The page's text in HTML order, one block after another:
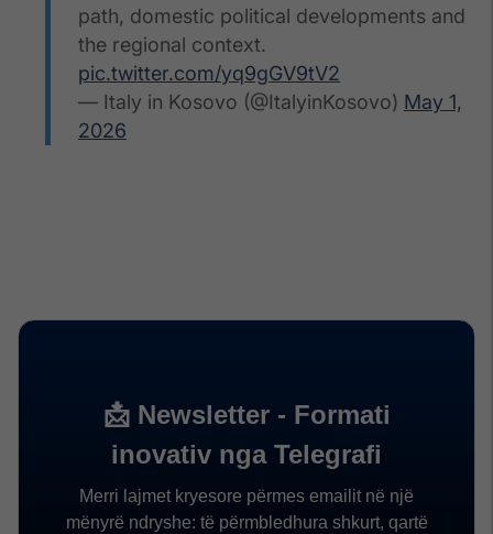
path, domestic political developments and
the regional context.
pic.twitter.com/yq9gGV9tV2
— Italy in Kosovo (@ItalyinKosovo) May 1,
2026